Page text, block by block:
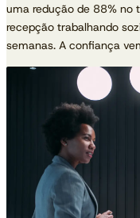
uma redução de 88% no
recepção trabalhando
semanas. A confiança